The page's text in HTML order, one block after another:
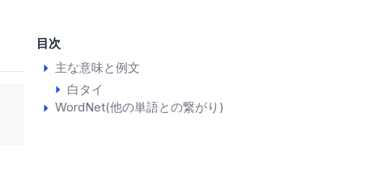
目次
主な意味と例文
白タイ
WordNet(他の単語との繋がり)